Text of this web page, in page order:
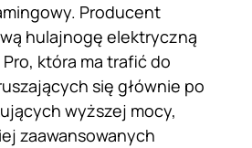
Producent
hulajnogę elektryczną
która ma trafić do
się głównie po
wyższej mocy,
zaawansowanych